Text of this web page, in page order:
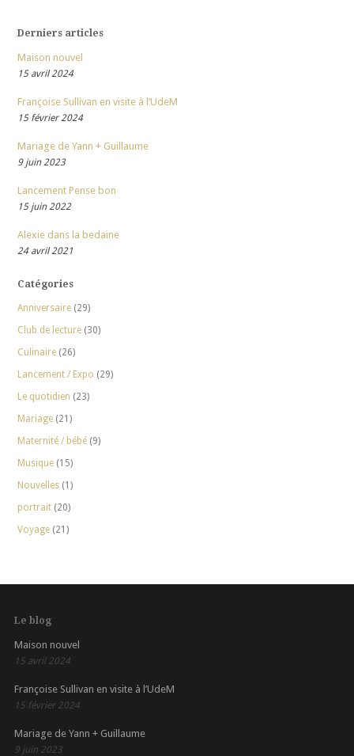
Derniers articles
Maison nouvel
15 avril 2024
Françoise Sullivan en visite à l’UdeM
15 février 2024
Mariage de Yann + Guillaume
9 juin 2023
Lancement Pense bon
15 juin 2022
Alexie dans la bedaine
24 avril 2021
Catégories
Anniversaire(29)
Club de lecture(30)
Culinaire(26)
Lancement / Expo (29)
Le quotidien (23)
Mariage(21)
Maternité / bébé(9)
Musique(15)
Nouvelles(1)
portrait(20)
Voyage(21)
Le blog
Maison nouvel
15 avril 2024
Françoise Sullivan en visite à l’UdeM
15 février 2024
Mariage de Yann + Guillaume
9 juin 2023